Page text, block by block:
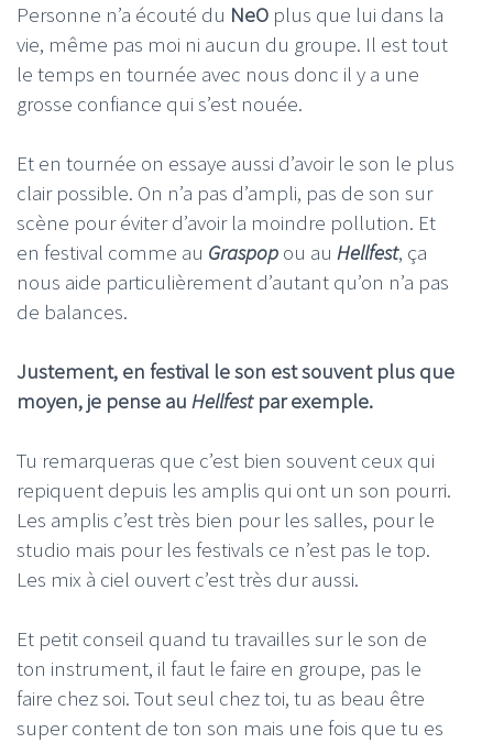
Personne n’a écouté du NeO plus que lui dans la
vie, même pas moi ni aucun du groupe. Il est tout
le temps en tournée avec nous donc il y a une
grosse confiance qui s’est nouée.
Et en tournée on essaye aussi d’avoir le son le plus
clair possible. On n’a pas d’ampli, pas de son sur
scène pour éviter d’avoir la moindre pollution. Et
en festival comme au Graspop ou au Hellfest, ça
nous aide particulièrement d’autant qu’on n’a pas
de balances.
Justement, en festival le son est souvent plus que
moyen, je pense au Hellfestpar exemple.
Tu remarqueras que c’est bien souvent ceux qui
repiquent depuis les amplis qui ont un son pourri.
Les amplis c’est très bien pour les salles, pour le
studio mais pour les festivals ce n’est pas le top.
Les mix à ciel ouvert c’est très dur aussi.
Et petit conseil quand tu travailles sur le son de
ton instrument, il faut le faire en groupe, pas le
faire chez soi. Tout seul chez toi, tu as beau être
super content de ton son mais une fois que tu es